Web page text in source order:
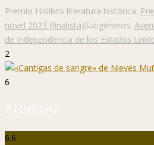
Premio Hislibris literatura histórica:
novel 2023 (finalista)Subgéneros:
de Independencia de los Estados
2
6
P. Hislibris
6.6